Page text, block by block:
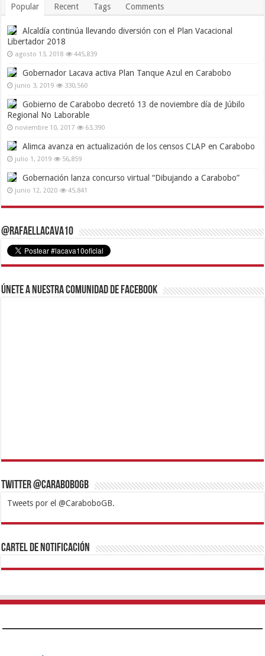
Popular Recent Tags Comments
Alcaldía continúa llevando diversión con el Plan Vacacional
Libertador 2018
agosto 13, 2018 445,839
Gobernador Lacava activa Plan Tanque Azul en Carabobo
junio 3, 2019 330,560
Gobierno de Carabobo decretó 13 de noviembre día de Júbilo
Regional No Laborable
noviembre 10, 2017 63,390
Alimca avanza en actualización de los censos CLAP en Carabobo
julio 1, 2019 56,859
Gobernación lanza concurso virtual “Dibujando a Carabobo”
junio 12, 2020 45,841
@RafaelLacava10
Únete a nuestra comunidad de Facebook
Twitter @CaraboboGB
Tweets por el @CaraboboGB.
1xbetBetturkeyBetistKralbetSupertotobetTipobetMatadorbetMariobet
https://mvbcasino.com/
Cartel de Notificación